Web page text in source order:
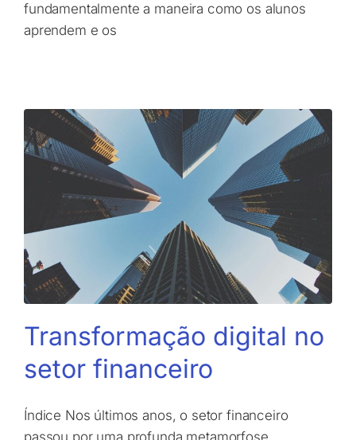
fundamentalmente a maneira como os alunos
aprendem e os
Transformação digital no
setor financeiro
Índice Nos últimos anos, o setor financeiro
passou por uma profunda metamorfose,